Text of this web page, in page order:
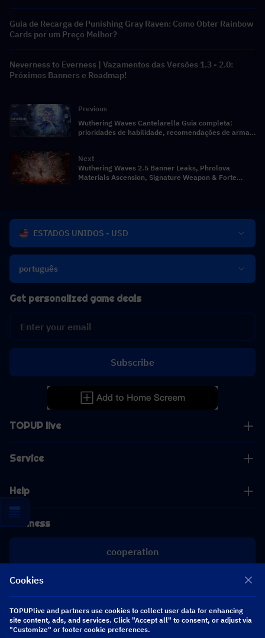
Guia de Recarga de Punishing Gray Raven: Como Obter Rainbow
Cards por um Preço Melhor?
Neverness to Everness | Vazamentos das Versões 1.3 - 2.0:
Próximos Banners e Roadmap!
Previous
Wuthering Waves Cantelarella Guia completa:
prioridades de habilidade, recomendações de armas
Next
Wuthering Waves 2.5 Banner Leaks, Phrolova
Materials Ascension, Signature Weapon & Forte
ESTADOS UNIDOS - USD
português
TOPUP live
Service
Help
Business
cooperation
[email protected]
[email protected]
Get personalized game deals
Subscribe
Follow us
Cookies
TOPUPlive and partners use cookies to collect user data for enhancing
site content, ads, and services. Click "Accept all" to consent, or adjust via
"Customize" or footer cookie preferences.